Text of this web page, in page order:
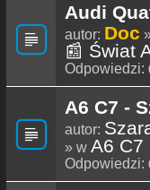
Audi
autor: Doc
📰 Świat
Odpowiedzi:
A6 C7 -
autor:
» w A6 C7
Odpowiedzi: